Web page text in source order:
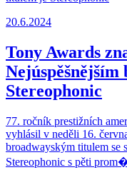
20.6.2024
Tony Awards
Stereophonic
77. ročník prestižních
vyhlásil v neděli 16.
broadwayským titulem se
Stereophonic s pěti